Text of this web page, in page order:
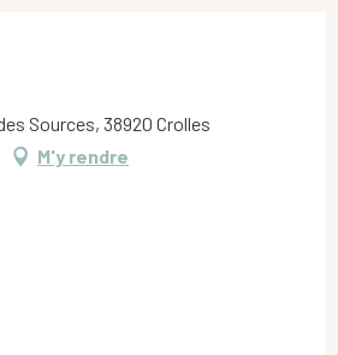
Sources, 38920 Crolles
M'y rendre